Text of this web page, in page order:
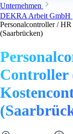
Unternehmen
DEKRA Arbeit GmbH
Personalcontroller /
(Saarbrücken)
Controller